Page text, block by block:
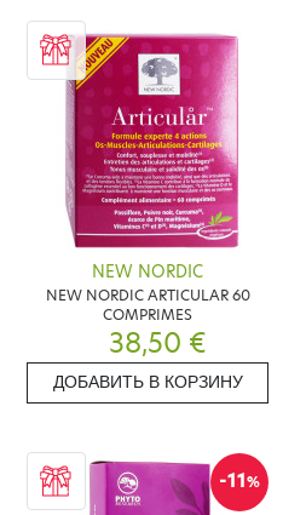
NEW NORDIC
NEW NORDIC ARTICULAR 60
COMPRIMES
38,50 €
ДОБАВИТЬ В КОРЗИНУ
-11%